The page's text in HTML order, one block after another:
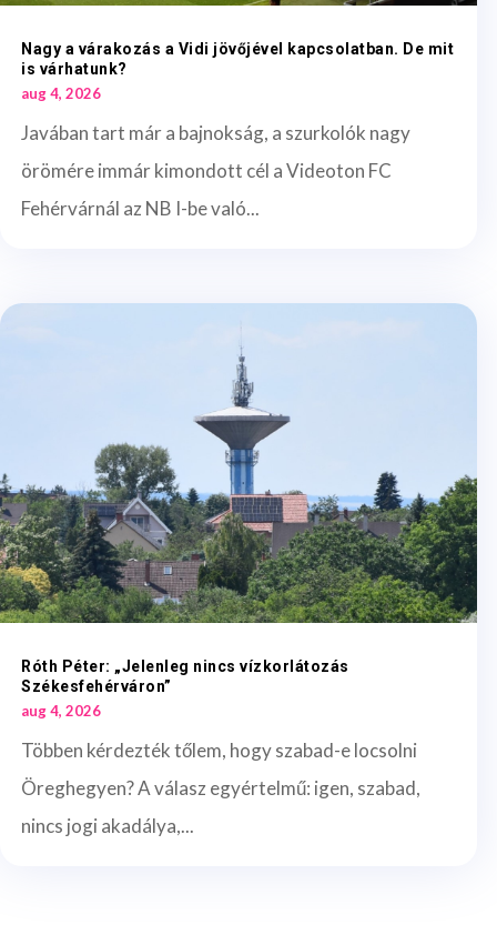
Nagy a várakozás a Vidi jövőjével kapcsolatban. De mit
is várhatunk?
aug 4, 2026
Javában tart már a bajnokság, a szurkolók nagy
örömére immár kimondott cél a Videoton FC
Fehérvárnál az NB I-be való...
Róth Péter: „Jelenleg nincs vízkorlátozás
Székesfehérváron”
aug 4, 2026
Többen kérdezték tőlem, hogy szabad-e locsolni
Öreghegyen? A válasz egyértelmű: igen, szabad,
nincs jogi akadálya,...